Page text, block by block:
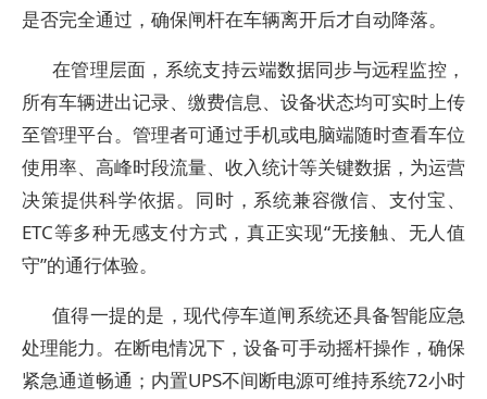
是否完全通过，确保闸杆在车辆离开后才自动降落。
在管理层面，系统支持云端数据同步与远程监控，
所有车辆进出记录、缴费信息、设备状态均可实时上传
至管理平台。管理者可通过手机或电脑端随时查看车位
使用率、高峰时段流量、收入统计等关键数据，为运营
决策提供科学依据。同时，系统兼容微信、支付宝、
ETC等多种无感支付方式，真正实现“无接触、无人值
守”的通行体验。
值得一提的是，现代停车道闸系统还具备智能应急
处理能力。在断电情况下，设备可手动摇杆操作，确保
紧急通道畅通；内置UPS不间断电源可维持系统72小时